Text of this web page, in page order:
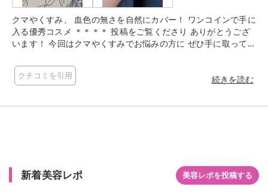
クマやくすみ、 血色の無さを自然にカバー！ ワンコインで手に
入る優秀コスメ ＊＊＊＊ 投稿をご覧くださり ありがとうござ
います！ 今回はクマやくすみでお悩みの方に ぜひ手に取って頂
介です🤗 ---------- MAJOLICA MAJORCA メルティージェム PK21
0 ▶柔らかいサーモンピンクで、青クマだけでなく黒クマもカ
部分だけこっそりカバー🙆🏻 --------------- 淡めで薄づきなので、
クチコミを引用 続きを読む
新着美容レポ 美容レポを投稿する